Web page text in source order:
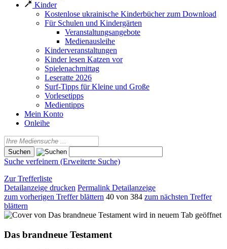
Kinder
Kostenlose ukrainische Kinderbücher zum Download
Für Schulen und Kindergärten
Veranstaltungsangebote
Medienausleihe
Kinderveranstaltungen
Kinder lesen Katzen vor
Spielenachmittag
Leseratte 2026
Surf-Tipps für Kleine und Große
Vorlesetipps
Medientipps
Mein Konto
Onleihe
Suche verfeinern (Erweiterte Suche)
Zur Trefferliste
Detailanzeige drucken Permalink Detailanzeige
zum vorherigen Treffer blättern 40 von 384 zum nächsten Treffer
blättern
wird in neuem Tab geöffnet
Das brandneue Testament